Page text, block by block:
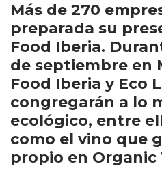
Más de 270
preparada su
Food Iberia.
de septiembre en
Food Iberia y Eco
congregarán a lo
ecológico, entre
como el vino que
propio en Organic